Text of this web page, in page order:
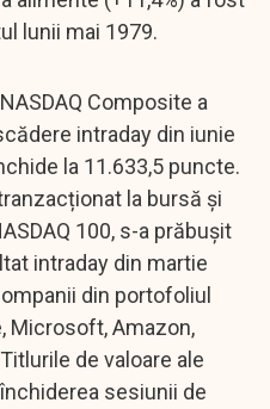
lunii mai 1979.
Composite a
intraday din iunie
la 11.633,5 puncte.
la bursă și
100, s-a prăbușit
intraday din martie
din portofoliul
Microsoft, Amazon,
de valoare ale
sesiunii de